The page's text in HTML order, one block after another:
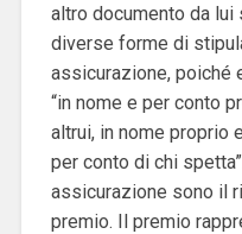
altro documento da
diverse forme di
assicurazione,
“in nome e per conto
altrui, in nome proprio
per conto di chi
assicurazione sono il
premio. Il premio